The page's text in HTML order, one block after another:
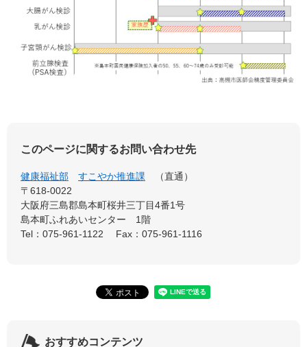
このページに関するお問い合わせ先
健康福祉部 すこやか推進課
直通
〒618-0022
大阪府三島郡島本町桜井三丁目4番1号
島本町ふれあいセンター 1階
Tel：075-961-1122
Fax：075-961-1116
おすすめコンテンツ